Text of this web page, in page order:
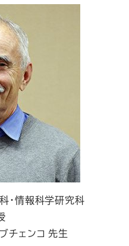
・情報科学研究科
チェンコ 先生